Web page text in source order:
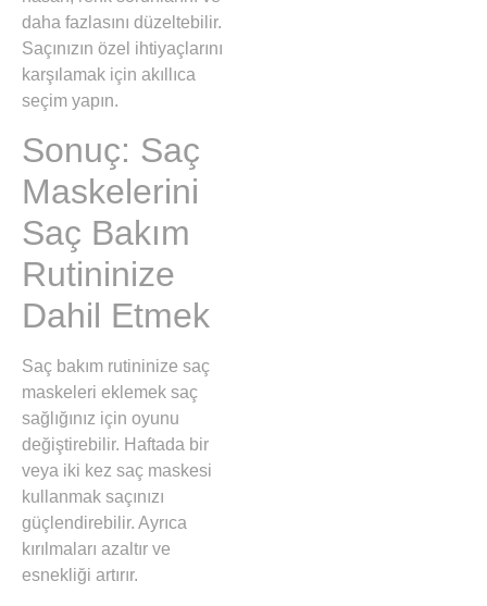
daha fazlasını düzeltebilir.
Saçınızın özel ihtiyaçlarını
karşılamak için akıllıca
seçim yapın.
Sonuç: Saç
Maskelerini
Saç Bakım
Rutininize
Dahil Etmek
Saç bakım rutininize saç
maskeleri eklemek saç
sağlığınız için oyunu
değiştirebilir. Haftada bir
veya iki kez saç maskesi
kullanmak saçınızı
güçlendirebilir. Ayrıca
kırılmaları azaltır ve
esnekliği artırır.